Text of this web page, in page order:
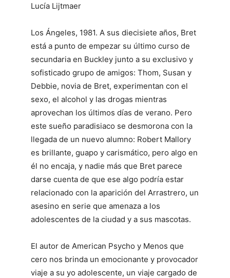
Lucía Lijtmaer
Los Ángeles, 1981. A sus diecisiete años, Bret
está a punto de empezar su último curso de
secundaria en Buckley junto a su exclusivo y
sofisticado grupo de amigos: Thom, Susan y
Debbie, novia de Bret, experimentan con el
sexo, el alcohol y las drogas mientras
aprovechan los últimos días de verano. Pero
este sueño paradisiaco se desmorona con la
llegada de un nuevo alumno: Robert Mallory
es brillante, guapo y carismático, pero algo en
él no encaja, y nadie más que Bret parece
darse cuenta de que ese algo podría estar
relacionado con la aparición del Arrastrero, un
asesino en serie que amenaza a los
adolescentes de la ciudad y a sus mascotas.
El autor de American Psycho y Menos que
cero nos brinda un emocionante y provocador
viaje a su yo adolescente, un viaje cargado de